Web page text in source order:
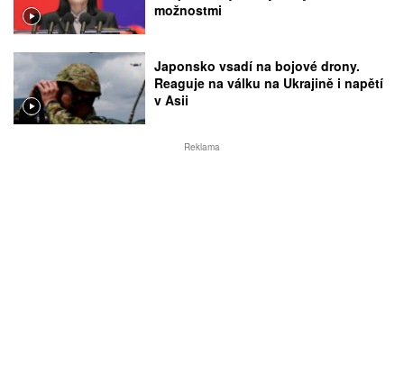
možnostmi
Japonsko vsadí na bojové drony.
Reaguje na válku na Ukrajině i napětí
v Asii
Reklama